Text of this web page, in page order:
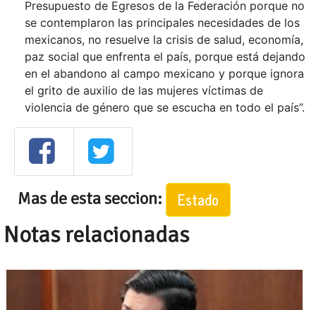
Presupuesto de Egresos de la Federación porque no
se contemplaron las principales necesidades de los
mexicanos, no resuelve la crisis de salud, economía,
paz social que enfrenta el país, porque está dejando
en el abandono al campo mexicano y porque ignora
el grito de auxilio de las mujeres víctimas de
violencia de género que se escucha en todo el país”.
Mas de esta seccion: Estado
Notas relacionadas